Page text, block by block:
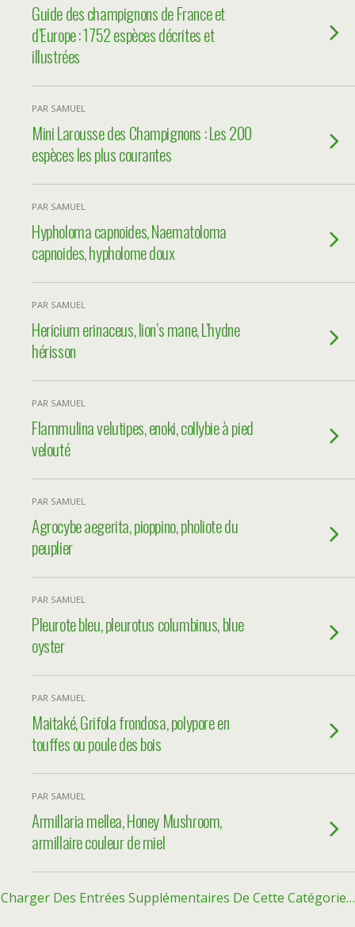
Guide des champignons de France et
d’Europe : 1752 espèces décrites et
illustrées
PAR SAMUEL
Mini Larousse des Champignons : Les 200
espèces les plus courantes
PAR SAMUEL
Hypholoma capnoides, Naematoloma
capnoides, hypholome doux
PAR SAMUEL
Hericium erinaceus, lion’s mane, L’hydne
hérisson
PAR SAMUEL
Flammulina velutipes, enoki, collybie à pied
velouté
PAR SAMUEL
Agrocybe aegerita, pioppino, pholiote du
peuplier
PAR SAMUEL
Pleurote bleu, pleurotus columbinus, blue
oyster
PAR SAMUEL
Maitaké, Grifola frondosa, polypore en
touffes ou poule des bois
PAR SAMUEL
Armillaria mellea, Honey Mushroom,
armillaire couleur de miel
Charger Des Entrées Supplémentaires De Cette Catégorie…